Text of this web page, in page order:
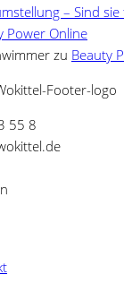
– Sind
Power Online
zu Beauty
55 8